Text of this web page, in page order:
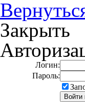
Закрыть
Логин:
Пароль: